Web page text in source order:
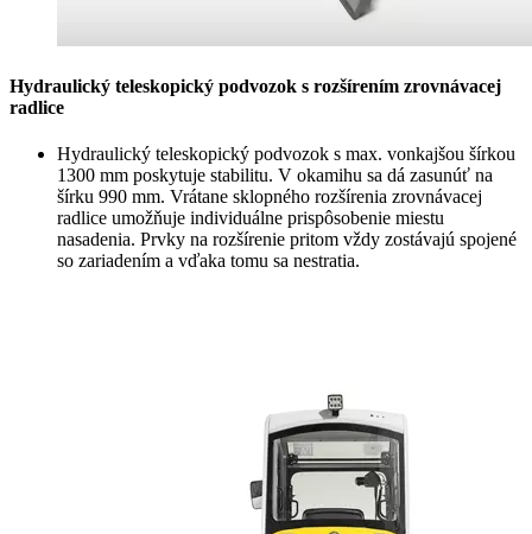
Hydraulický teleskopický podvozok s rozšírením zrovnávacej
radlice
Hydraulický teleskopický podvozok s max. vonkajšou šírkou
1300 mm poskytuje stabilitu. V okamihu sa dá zasunúť na
šírku 990 mm. Vrátane sklopného rozšírenia zrovnávacej
radlice umožňuje individuálne prispôsobenie miestu
nasadenia. Prvky na rozšírenie pritom vždy zostávajú spojené
so zariadením a vďaka tomu sa nestratia.